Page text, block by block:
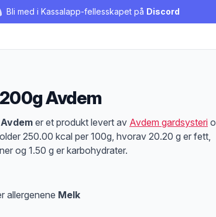
Bli med i Kassalapp-fellesskapet på Discord
Avdem
er et produkt levert av Avdem gardsysteri
250.00 kcal per 100g, hvorav 20.20 g er fett,
og 1.50 g er karbohydrater.
allergenene Melk
er bare til informasjon, sjekk pakkningen og